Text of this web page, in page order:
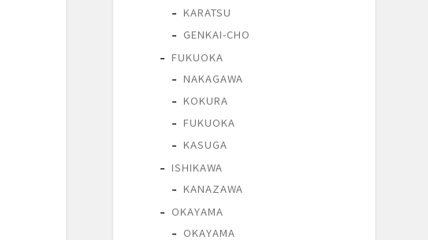
KARATSU
GENKAI-CHO
FUKUOKA
NAKAGAWA
KOKURA
FUKUOKA
KASUGA
ISHIKAWA
KANAZAWA
OKAYAMA
OKAYAMA